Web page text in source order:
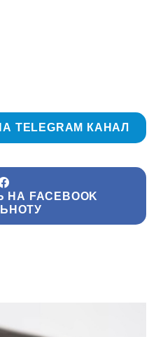
TELEGRAM КАНАЛ
FACEBOOK